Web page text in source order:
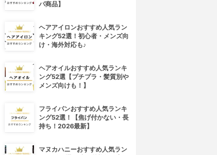
パ商品】
ヘアアイロンおすすめ人気ラン
キング52選！初心者・メンズ向
け・海外対応も♪
ヘアオイルおすすめ人気ランキ
ング52選【プチプラ・髪質別や
メンズ向けも！】
フライパンおすすめ人気ランキ
ング52選！【焦げ付かない・長
持ち！2026最新】
マヌカハニーおすすめ人気ラン